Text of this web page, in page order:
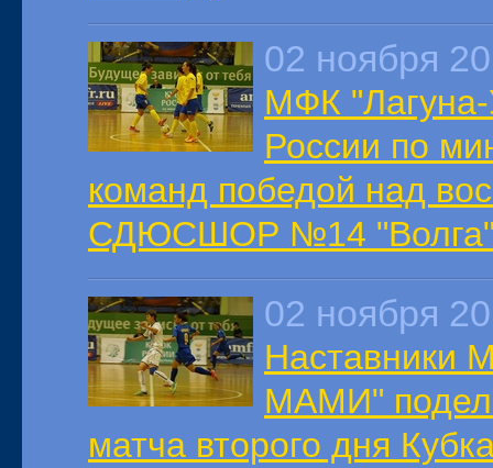
02 ноября
МФК
России по
команд победой над
СДЮСШОР №14
02 ноября
Наставники
МАМИ"
матча второго дня